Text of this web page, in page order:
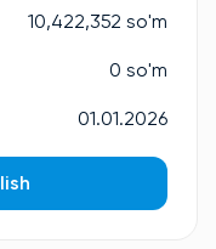
10,422,352 so'm
0 so'm
01.01.2026